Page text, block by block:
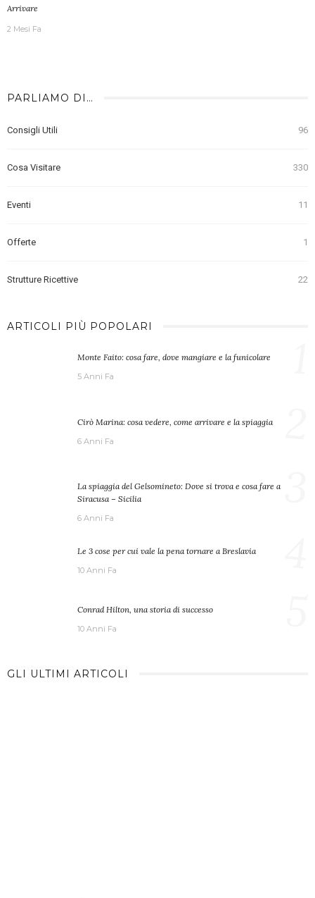
Arrivare
2 Mesi Fa
PARLIAMO DI…
Consigli Utili 96
Cosa Visitare 330
Eventi 11
Offerte 1
Strutture Ricettive 22
ARTICOLI PIÙ POPOLARI
Monte Faito: cosa fare, dove mangiare e la funicolare
5 Anni Fa
Cirò Marina: cosa vedere, come arrivare e la spiaggia
6 Anni Fa
La spiaggia del Gelsomineto: Dove si trova e cosa fare a
Siracusa – Sicilia
6 Anni Fa
Le 3 cose per cui vale la pena tornare a Breslavia
10 Anni Fa
Conrad Hilton, una storia di successo
10 Anni Fa
GLI ULTIMI ARTICOLI